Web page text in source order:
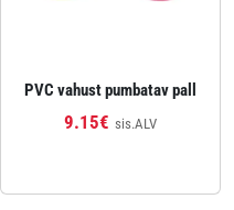
PVC vahust pumbatav pall
9.15€ sis.ALV